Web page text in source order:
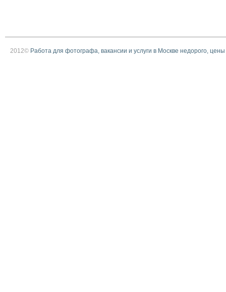
2012© Работа для фотографа, вакансии и услуги в Москве недорого, цены